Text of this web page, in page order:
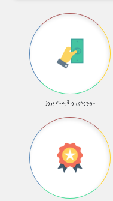
موجودی و قیمت بروز